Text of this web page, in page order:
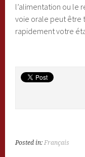
l’alimentation ou le
voie orale peut être
rapidement votre
Posted in:Français